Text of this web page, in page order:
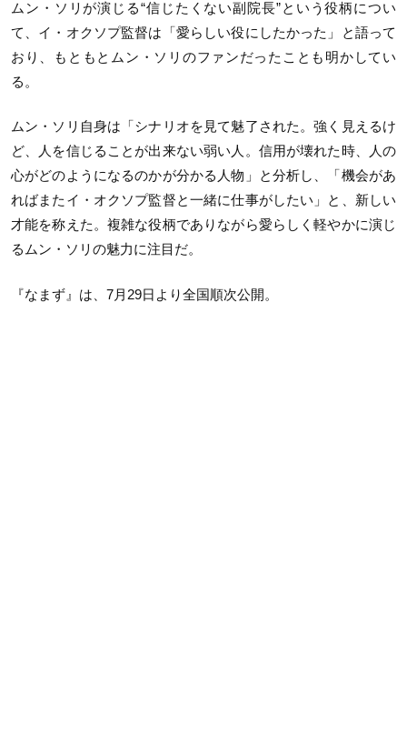
ムン・ソリが演じる“信じたくない副院長”という役柄につい
て、イ・オクソプ監督は「愛らしい役にしたかった」と語って
おり、もともとムン・ソリのファンだったことも明かしてい
る。
ムン・ソリ自身は「シナリオを見て魅了された。強く見えるけ
ど、人を信じることが出来ない弱い人。信用が壊れた時、人の
心がどのようになるのかが分かる人物」と分析し、「機会があ
ればまたイ・オクソプ監督と一緒に仕事がしたい」と、新しい
才能を称えた。複雑な役柄でありながら愛らしく軽やかに演じ
るムン・ソリの魅力に注目だ。
『なまず』は、 7月 29日より全国順次公開。